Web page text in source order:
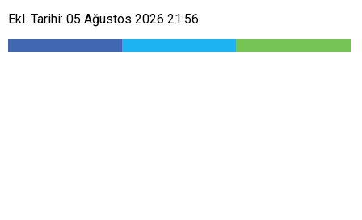
Ekl. Tarihi: 05 Ağustos 2026 21:56